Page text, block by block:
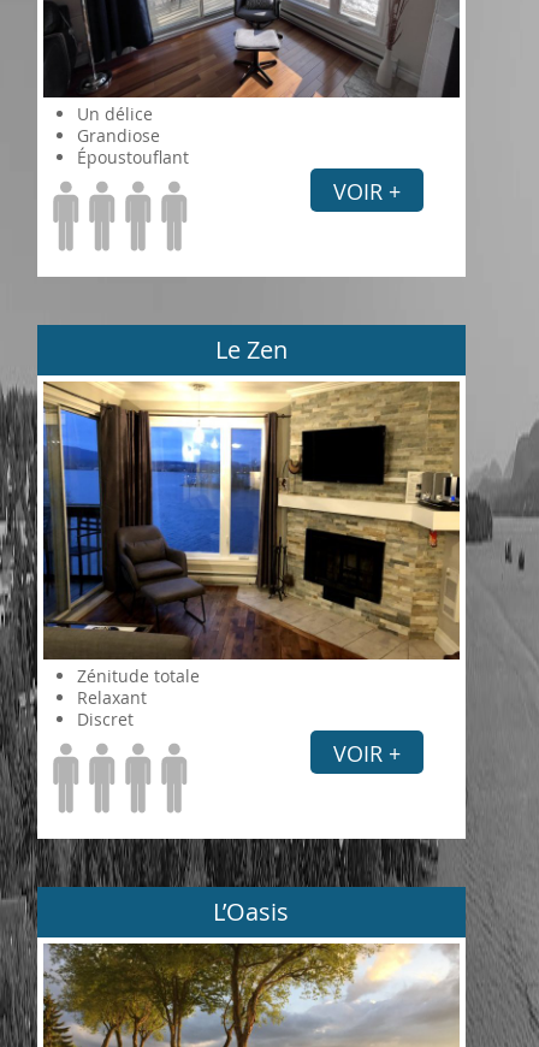
Un délice
Grandiose
Époustouflant
VOIR +
Le Zen
Zénitude totale
Relaxant
Discret
VOIR +
L’Oasis